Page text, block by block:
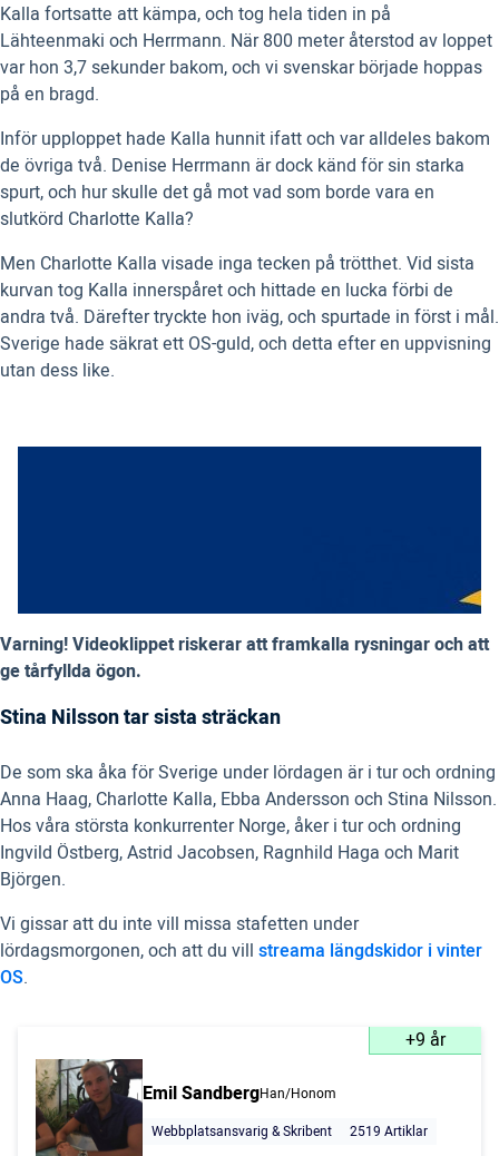
Kalla fortsatte att kämpa, och tog hela tiden in på
Lähteenmaki och Herrmann. När 800 meter återstod av loppet
var hon 3,7 sekunder bakom, och vi svenskar började hoppas
på en bragd.
Inför upploppet hade Kalla hunnit ifatt och var alldeles bakom
de övriga två. Denise Herrmann är dock känd för sin starka
spurt, och hur skulle det gå mot vad som borde vara en
slutkörd Charlotte Kalla?
Men Charlotte Kalla visade inga tecken på trötthet. Vid sista
kurvan tog Kalla innerspåret och hittade en lucka förbi de
andra två. Därefter tryckte hon iväg, och spurtade in först i mål.
Sverige hade säkrat ett OS-guld, och detta efter en uppvisning
utan dess like.
Varning! Videoklippet riskerar att framkalla rysningar och att
ge tårfyllda ögon.
Stina Nilsson tar sista sträckan
De som ska åka för Sverige under lördagen är i tur och ordning
Anna Haag, Charlotte Kalla, Ebba Andersson och Stina Nilsson.
Hos våra största konkurrenter Norge, åker i tur och ordning
Ingvild Östberg, Astrid Jacobsen, Ragnhild Haga och Marit
Björgen.
Vi gissar att du inte vill missa stafetten under
lördagsmorgonen, och att du vill streama längdskidor i vinter
OS.
+9 år
Emil SandbergHan/Honom
Webbplatsansvarig & Skribent
2519 Artiklar